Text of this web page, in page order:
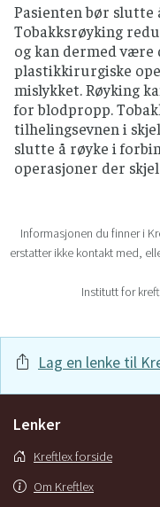
Pasienten bør slutte
Tobakksrøyking
og kan dermed
plastikkirurgiske
mislykket. Røyking
for blodpropp.
tilhelingsevnen i
slutte å røyke i
operasjoner der
Informasjonen du finner i
erstatter ikke kontakt med,
Institutt for
Lag en lenke til
Lenker
Kreftlex forside
Om Kreftlex